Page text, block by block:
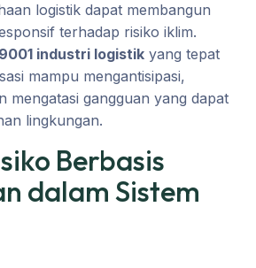
logistik dapat membangun
terhadap risiko iklim.
industri logistik yang tepat
mampu mengantisipasi,
mengatasi gangguan yang dapat
lingkungan.
Berbasis
dalam Sistem